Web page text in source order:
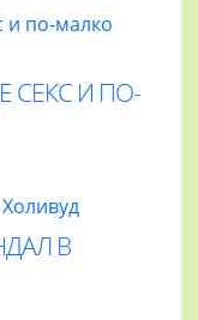
СЕКС И ПО-
В